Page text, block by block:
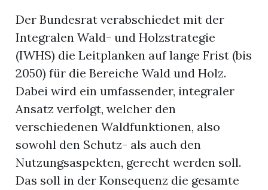
Der Bundesrat verabschiedet mit der
Integralen Wald- und Holzstrategie
(IWHS) die Leitplanken auf lange Frist (bis
2050) für die Bereiche Wald und Holz.
Dabei wird ein umfassender, integraler
Ansatz verfolgt, welcher den
verschiedenen Waldfunktionen, also
sowohl den Schutz- als auch den
Nutzungsaspekten, gerecht werden soll.
Das soll in der Konsequenz die gesamte